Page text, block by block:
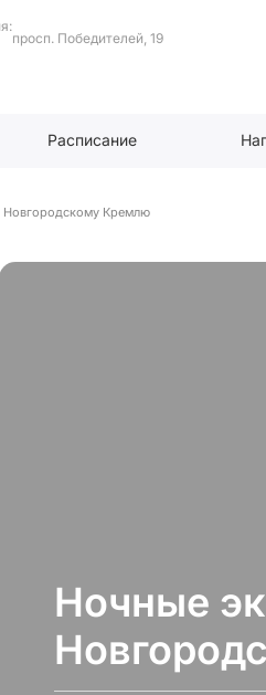
просп. Победителей, 19
Расписание
Новгородскому Кремлю
Ночные